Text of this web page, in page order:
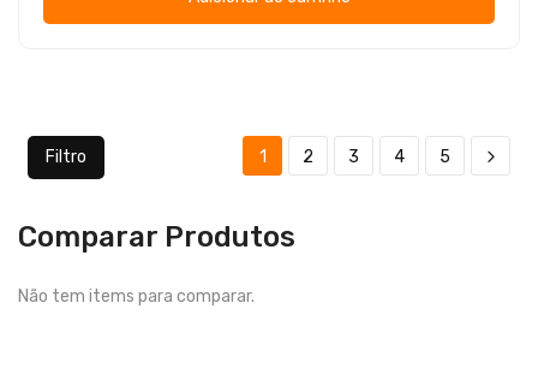
Filtro 1 2 3 4 5
Comparar Produtos
Não tem items para comparar.